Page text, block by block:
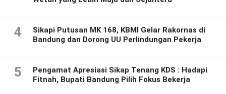
4
Sikapi Putusan MK 168, KBMI Gelar Rakornas di
Bandung dan Dorong UU Perlindungan Pekerja
5
Pengamat Apresiasi Sikap Tenang KDS : Hadapi
Fitnah, Bupati Bandung Pilih Fokus Bekerja